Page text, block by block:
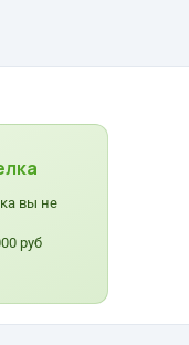
вы не
руб